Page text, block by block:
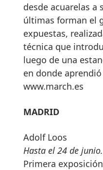
desde acuarelas a
últimas forman el
expuestas,
técnica que
luego de una
en donde
www.march.es
MADRID
Adolf Loos
Hasta el 24 de
Primera